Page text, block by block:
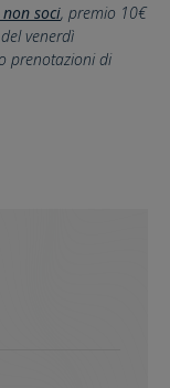
soci, premio 10€
venerdì
prenotazioni di